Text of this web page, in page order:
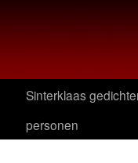
Sinterklaas
personen